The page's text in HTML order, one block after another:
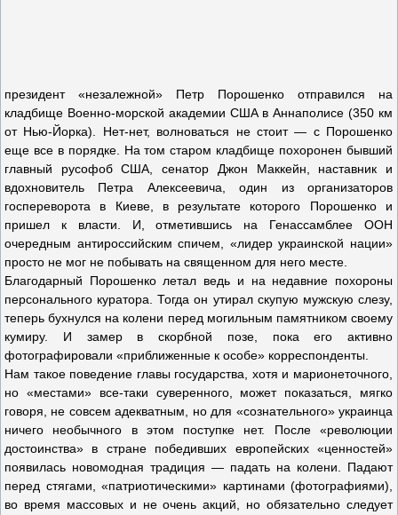
президент «незалежной» Петр Порошенко отправился на
кладбище Военно-морской академии США в Аннаполисе (350 км
от Нью-Йорка). Нет-нет, волноваться не стоит — с Порошенко
еще все в порядке. На том старом кладбище похоронен бывший
главный русофоб США, сенатор Джон Маккейн, наставник и
вдохновитель Петра Алексеевича, один из организаторов
госпереворота в Киеве, в результате которого Порошенко и
пришел к власти. И, отметившись на Генассамблее ООН
очередным антироссийским спичем, «лидер украинской нации»
просто не мог не побывать на священном для него месте.
Благодарный Порошенко летал ведь и на недавние похороны
персонального куратора. Тогда он утирал скупую мужскую слезу,
теперь бухнулся на колени перед могильным памятником своему
кумиру. И замер в скорбной позе, пока его активно
фотографировали «приближенные к особе» корреспонденты.
Нам такое поведение главы государства, хотя и марионеточного,
но «местами» все-таки суверенного, может показаться, мягко
говоря, не совсем адекватным, но для «сознательного» украинца
ничего необычного в этом поступке нет. После «революции
достоинства» в стране победивших европейских «ценностей»
появилась новомодная традиция — падать на колени. Падают
перед стягами, «патриотическими» картинами (фотографиями),
во время массовых и не очень акций, но обязательно следует